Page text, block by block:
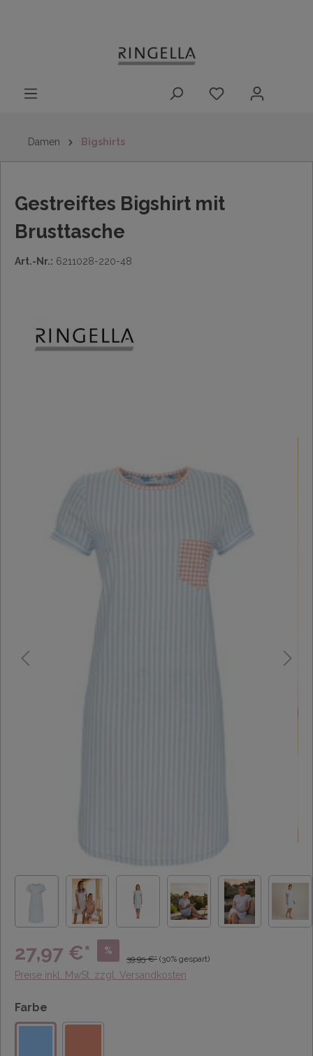
Damen Bigshirts
Gestreiftes Bigshirt mit
Brusttasche
Art.-Nr.: 6211028-220-48
27,97 €* %
39,95 €* (30% gespart)
Preise inkl. MwSt. zzgl. Versandkosten
Farbe